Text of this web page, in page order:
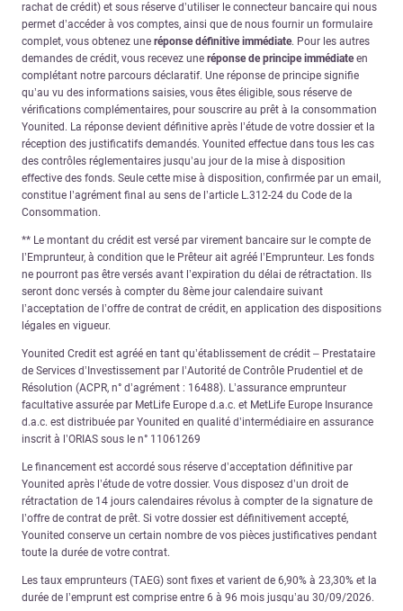
rachat de crédit) et sous réserve d’utiliser le connecteur bancaire qui nous
permet d’accéder à vos comptes, ainsi que de nous fournir un formulaire
complet, vous obtenez une réponse définitive immédiate. Pour les autres
demandes de crédit, vous recevez une réponse de principe immédiateen
complétant notre parcours déclaratif. Une réponse de principe signifie
qu’au vu des informations saisies, vous êtes éligible, sous réserve de
vérifications complémentaires, pour souscrire au prêt à la consommation
Younited. La réponse devient définitive après l’étude de votre dossier et la
réception des justificatifs demandés. Younited effectue dans tous les cas
des contrôles réglementaires jusqu’au jour de la mise à disposition
effective des fonds. Seule cette mise à disposition, confirmée par un email,
constitue l’agrément final au sens de l’article L.312-24 du Code de la
Consommation.
** Le montant du crédit est versé par virement bancaire sur le compte de
l’Emprunteur, à condition que le Prêteur ait agréé l’Emprunteur. Les fonds
ne pourront pas être versés avant l’expiration du délai de rétractation. Ils
seront donc versés à compter du 8ème jour calendaire suivant
l’acceptation de l’offre de contrat de crédit, en application des dispositions
légales en vigueur.
Younited Credit est agréé en tant qu’établissement de crédit – Prestataire
de Services d’Investissement par l’Autorité de Contrôle Prudentiel et de
Résolution (ACPR, n° d’agrément : 16488). L’assurance emprunteur
facultative assurée par MetLife Europe d.a.c. et MetLife Europe Insurance
d.a.c. est distribuée par Younited en qualité d’intermédiaire en assurance
inscrit à l’ORIAS sous le n° 11061269
Le financement est accordé sous réserve d’acceptation définitive par
Younited après l’étude de votre dossier. Vous disposez d’un droit de
rétractation de 14 jours calendaires révolus à compter de la signature de
l’offre de contrat de prêt. Si votre dossier est définitivement accepté,
Younited conserve un certain nombre de vos pièces justificatives pendant
toute la durée de votre contrat.
Les taux emprunteurs (TAEG) sont fixes et varient de 6,90% à 23,30% et la
durée de l’emprunt est comprise entre 6 à 96 mois jusqu’au 30/09/2026.